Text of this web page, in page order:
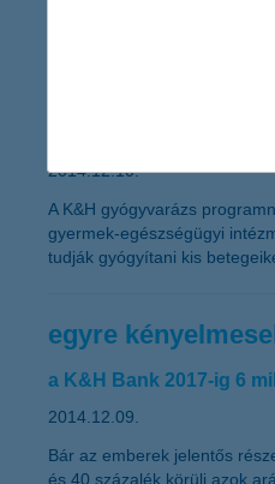
2014.12.10.
A K&H gyógyvarázs
gyermek-egészségügyi
tudják gyógyítani kis
egyre
a K&H Bank 2017-ig 6
2014.12.09.
Bár az emberek jelentős
és 40 százalék körüli azok